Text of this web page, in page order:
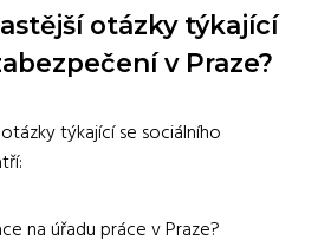
otázky týkající
v Praze?
týkající se sociálního
na úřadu práce v Praze?